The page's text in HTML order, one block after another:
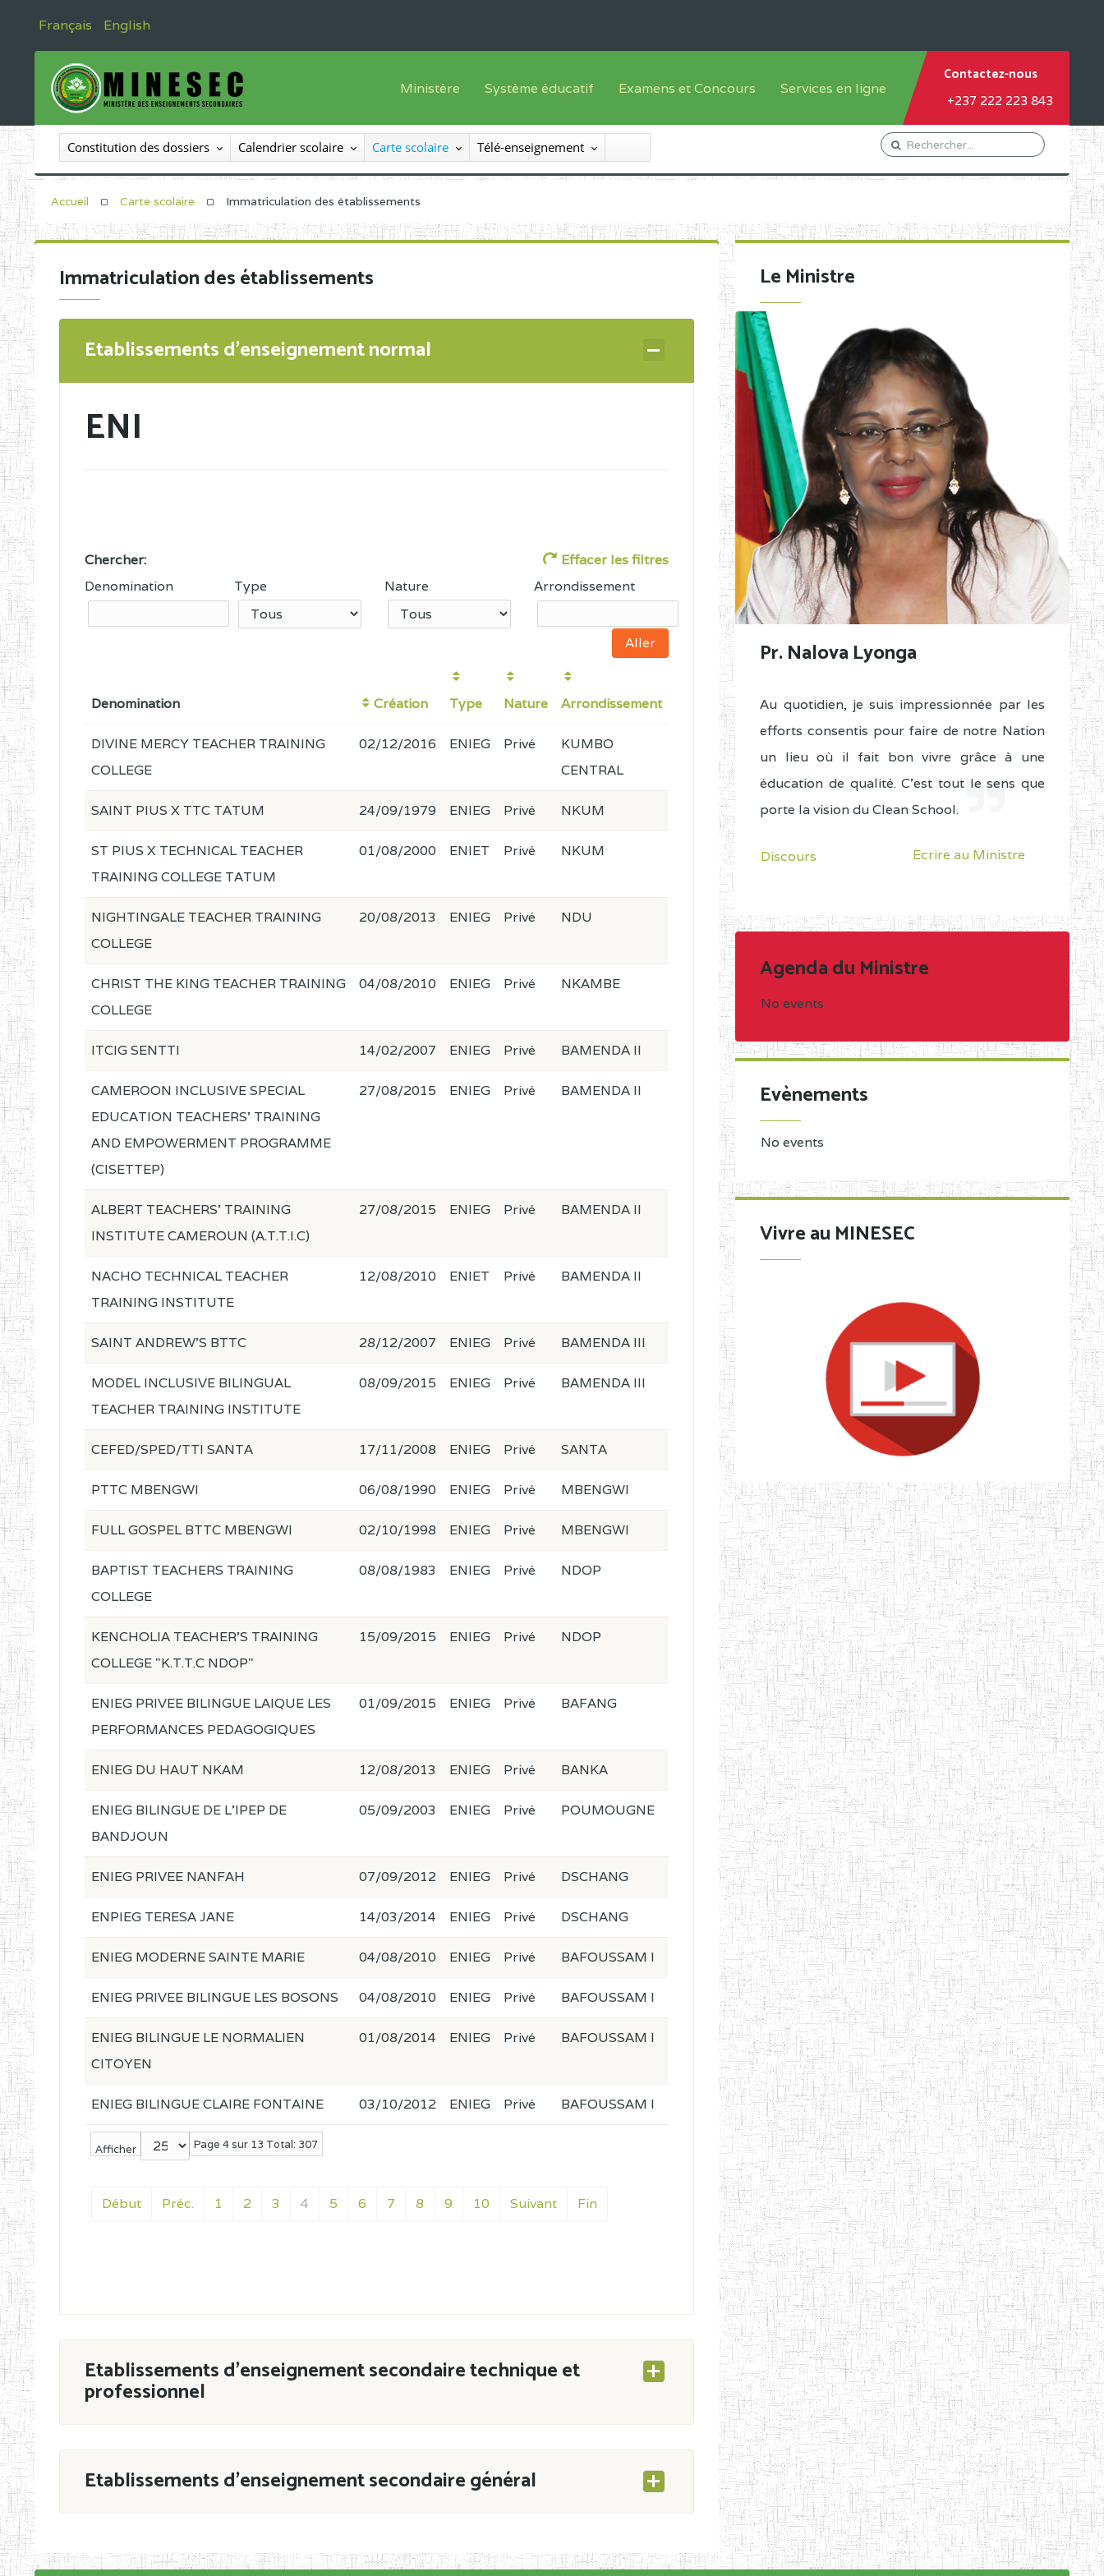
Français English
Ministère
Le Ministre
Le SEESEN
Inspection Générale des Enseignements
Organigramme
Système éducatif
Offre de formation
Sous système francophone
Progammes d'études
Examens et Concours
Inscriptions
Liste des candidats
Diplômes disponibles
Services en ligne
Orientation Conseil
Gestion du Personnel
Demande de subvention
Contactez-nous
+237 222 223 843
Constitution des dossiers Calendrier scolaire Carte scolaire Télé-enseignement
Accueil Carte scolaire Immatriculation des établissements
Immatriculation des établissements
Etablissements d'enseignement normal
ENI
Chercher:
Effacer les filtres
Denomination
Type Nature Arrondissement
Denomination Création Type Nature Arrondissement
Afficher Page 4 sur 13 Total: 307
Début Préc. 1 2 3 4 5 6 7 8 9 10 Suivant Fin
DIVINE MERCY TEACHER TRAINING
COLLEGE
02/12/2016 ENIEG Privé
KUMBO
CENTRAL
SAINT PIUS X TTC TATUM 24/09/1979 ENIEG Privé NKUM
ST PIUS X TECHNICAL TEACHER
TRAINING COLLEGE TATUM
01/08/2000 ENIET Privé NKUM
NIGHTINGALE TEACHER TRAINING
COLLEGE
20/08/2013 ENIEG Privé NDU
CHRIST THE KING TEACHER TRAINING
COLLEGE
04/08/2010 ENIEG Privé NKAMBE
ITCIG SENTTI 14/02/2007 ENIEG Privé BAMENDA II
CAMEROON INCLUSIVE SPECIAL
EDUCATION TEACHERS' TRAINING
AND EMPOWERMENT PROGRAMME
(CISETTEP)
27/08/2015 ENIEG Privé BAMENDA II
ALBERT TEACHERS' TRAINING
INSTITUTE CAMEROUN (A.T.T.I.C)
27/08/2015 ENIEG Privé BAMENDA II
NACHO TECHNICAL TEACHER
TRAINING INSTITUTE
12/08/2010 ENIET Privé BAMENDA II
SAINT ANDREW'S BTTC 28/12/2007 ENIEG Privé BAMENDA III
MODEL INCLUSIVE BILINGUAL
TEACHER TRAINING INSTITUTE
08/09/2015 ENIEG Privé BAMENDA III
CEFED/SPED/TTI SANTA 17/11/2008 ENIEG Privé SANTA
PTTC MBENGWI 06/08/1990 ENIEG Privé MBENGWI
FULL GOSPEL BTTC MBENGWI 02/10/1998 ENIEG Privé MBENGWI
BAPTIST TEACHERS TRAINING
COLLEGE
08/08/1983 ENIEG Privé NDOP
KENCHOLIA TEACHER'S TRAINING
COLLEGE "K.T.T.C NDOP"
15/09/2015 ENIEG Privé NDOP
ENIEG PRIVEE BILINGUE LAIQUE LES
PERFORMANCES PEDAGOGIQUES
01/09/2015 ENIEG Privé BAFANG
ENIEG DU HAUT NKAM 12/08/2013 ENIEG Privé BANKA
ENIEG BILINGUE DE L'IPEP DE
BANDJOUN
05/09/2003 ENIEG Privé POUMOUGNE
ENIEG PRIVEE NANFAH 07/09/2012 ENIEG Privé DSCHANG
ENPIEG TERESA JANE 14/03/2014 ENIEG Privé DSCHANG
ENIEG MODERNE SAINTE MARIE 04/08/2010 ENIEG Privé BAFOUSSAM I
ENIEG PRIVEE BILINGUE LES BOSONS 04/08/2010 ENIEG Privé BAFOUSSAM I
ENIEG BILINGUE LE NORMALIEN
CITOYEN
01/08/2014 ENIEG Privé BAFOUSSAM I
ENIEG BILINGUE CLAIRE FONTAINE 03/10/2012 ENIEG Privé BAFOUSSAM I
Etablissements d'enseignement secondaire technique et
professionnel
ESTP
Etablissements d'enseignement secondaire général
En application de la Décision N°90/11/MINESEC/CAB du 21 mars 2011 portant ouverture
Le Ministre
Pr. Nalova Lyonga
Au quotidien, je suis impressionnée par les
efforts consentis pour faire de notre Nation
un lieu où il fait bon vivre grâce à une
éducation de qualité. C'est tout le sens que
porte la vision du Clean School.
Discours Ecrire au Ministre
Agenda du Ministre
No events
Evènements
No events
Vivre au MINESEC